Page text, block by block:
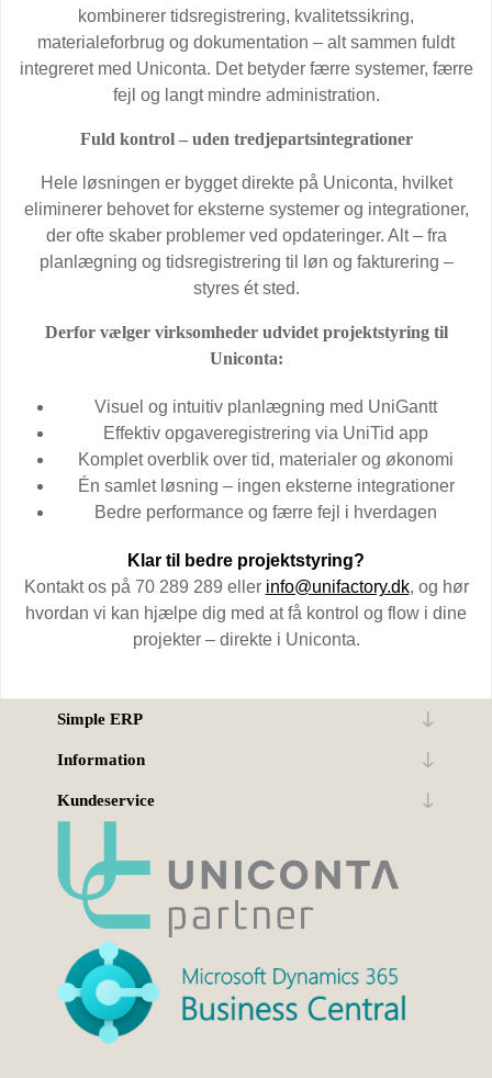
kombinerer tidsregistrering, kvalitetssikring,
materialeforbrug og dokumentation – alt sammen fuldt
integreret med Uniconta. Det betyder færre systemer, færre
fejl og langt mindre administration.
Fuld kontrol – uden tredjepartsintegrationer
Hele løsningen er bygget direkte på Uniconta, hvilket
eliminerer behovet for eksterne systemer og integrationer,
der ofte skaber problemer ved opdateringer. Alt – fra
planlægning og tidsregistrering til løn og fakturering –
styres ét sted.
Derfor vælger virksomheder udvidet projektstyring til
Uniconta:
Visuel og intuitiv planlægning med UniGantt
Effektiv opgaveregistrering via UniTid app
Komplet overblik over tid, materialer og økonomi
Én samlet løsning – ingen eksterne integrationer
Bedre performance og færre fejl i hverdagen
Klar til bedre projektstyring?
Kontakt os på 70 289 289 eller info@unifactory.dk, og hør
hvordan vi kan hjælpe dig med at få kontrol og flow i dine
projekter – direkte i Uniconta.
Simple ERP
Information
Kundeservice